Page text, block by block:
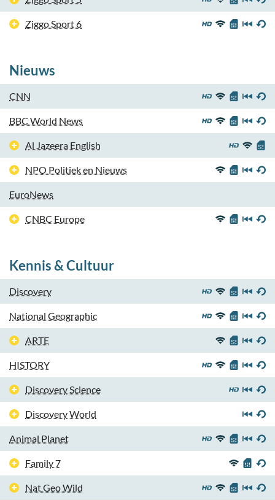
Ziggo Sport 6
Nieuws
CNN
BBC World News
Al Jazeera English
NPO Politiek en Nieuws
EuroNews
CNBC Europe
Kennis & Cultuur
Discovery
National Geographic
ARTE
HISTORY
Discovery Science
Discovery World
Animal Planet
Family 7
Nat Geo Wild